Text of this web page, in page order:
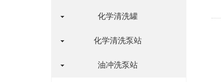
化学清洗罐
化学清洗泵站
油冲洗泵站